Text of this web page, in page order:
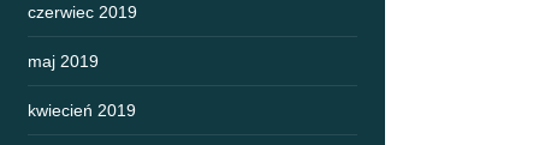
czerwiec 2019
maj 2019
kwiecień 2019